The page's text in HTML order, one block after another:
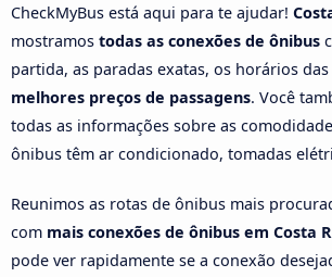
CheckMyBus está aqui para te ajudar!
mostramos todas as conexões de ônibus
partida, as paradas exatas, os horários
melhores preços de passagens. Você
todas as informações sobre as
ônibus têm ar condicionado, tomadas
Reunimos as rotas de ônibus mais
com mais conexões de ônibus em Costa
pode ver rapidamente se a conexão